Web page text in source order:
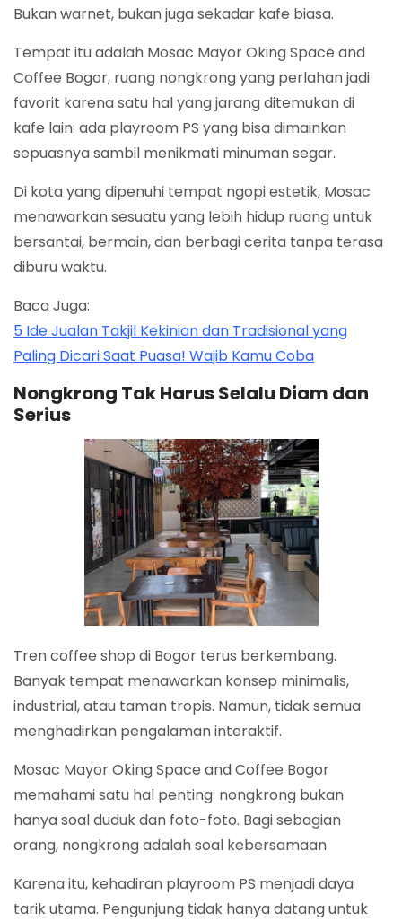
Bukan warnet, bukan juga sekadar kafe biasa.
Tempat itu adalah Mosac Mayor Oking Space and
Coffee Bogor, ruang nongkrong yang perlahan jadi
favorit karena satu hal yang jarang ditemukan di
kafe lain: ada playroom PS yang bisa dimainkan
sepuasnya sambil menikmati minuman segar.
Di kota yang dipenuhi tempat ngopi estetik, Mosac
menawarkan sesuatu yang lebih hidup ruang untuk
bersantai, bermain, dan berbagi cerita tanpa terasa
diburu waktu.
Baca Juga:
5 Ide Jualan Takjil Kekinian dan Tradisional yang
Paling Dicari Saat Puasa! Wajib Kamu Coba
Nongkrong Tak Harus Selalu Diam dan
Serius
Tren coffee shop di Bogor terus berkembang.
Banyak tempat menawarkan konsep minimalis,
industrial, atau taman tropis. Namun, tidak semua
menghadirkan pengalaman interaktif.
Mosac Mayor Oking Space and Coffee Bogor
memahami satu hal penting: nongkrong bukan
hanya soal duduk dan foto-foto. Bagi sebagian
orang, nongkrong adalah soal kebersamaan.
Karena itu, kehadiran playroom PS menjadi daya
tarik utama. Pengunjung tidak hanya datang untuk